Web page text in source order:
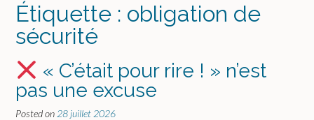
Étiquette : obligation de
sécurité
« C’était pour rire ! » n’est
pas une excuse
Posted on 28 juillet 2026